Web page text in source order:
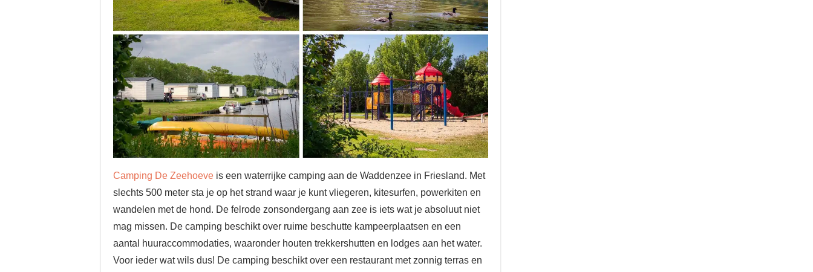
Camping De Zeehoeve is een waterrijke camping aan de Waddenzee in Friesland. Met
slechts 500 meter sta je op het strand waar je kunt vliegeren, kitesurfen, powerkiten en
wandelen met de hond. De felrode zonsondergang aan zee is iets wat je absoluut niet
mag missen. De camping beschikt over ruime beschutte kampeerplaatsen en een
aantal huuraccommodaties, waaronder houten trekkershutten en lodges aan het water.
Voor ieder wat wils dus! De camping beschikt over een restaurant met zonnig terras en